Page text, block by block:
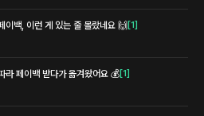
이백, 이런 게 있는 줄 몰랐네요 🙌 [1]
라 페이백 받다가 옮겨왔어요 💰[1]